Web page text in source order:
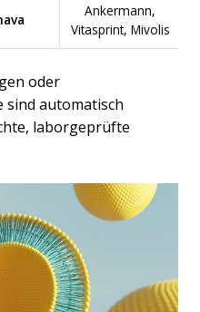
Ankermann,
Vitasprint, Mivolis
oder
automatisch
laborgeprüfte